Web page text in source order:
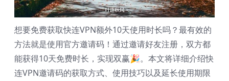
想要免费获取快连VPN额外10天使用时长吗？最有效的
方法就是使用官方邀请码！通过邀请好友注册，双方都
能获得10天免费时长，实现双赢🎉。本文将详细介绍快
连VPN邀请码的获取方式、使用技巧以及延长使用期限